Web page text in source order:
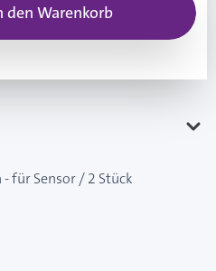
den Warenkorb
für Sensor / 2 Stück